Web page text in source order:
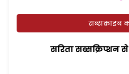
सब्सक्राइब
सरिता सब्सक्रिप्शन